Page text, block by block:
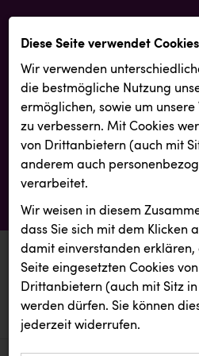
aktuelle aussendungen
aktuelle aussendungen
Diese Seite verwendet
Wir verwenden
die best­mögliche Nutzung
ermöglichen, sowie um
zu verbessern. Mit Cookies
von Drittanbietern (auch mit
anderem auch
verarbeitet.
Wir weisen in diesem
dass Sie sich mit dem Klicken
damit ein­ver­standen erklären,
Seite eingesetzten Cookies
Drittanbietern (auch mit Sitz
werden dürfen. Sie können
jederzeit widerrufen.